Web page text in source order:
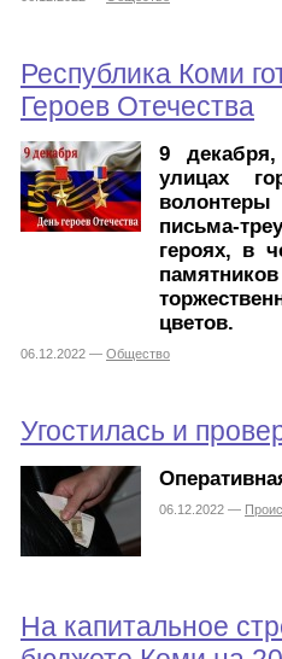
Республика Коми
Героев Отечества
9
улицах
письма-
героях, в
цветов.
06.12.2022 — Общество
Угостилась и
06.12.2022 —
На капитальное